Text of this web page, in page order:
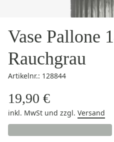
Vase Pallone
Rauchgrau
Artikelnr.: 128844
19,90 €
inkl. MwSt und zzgl. Versand